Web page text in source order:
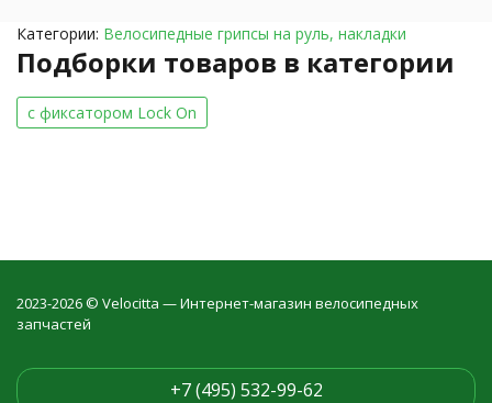
Категории: Велосипедные грипсы на руль, накладки
Подборки товаров в категории
c фиксатором Lock On
2023-2026 © Velocitta — Интернет-магазин велосипедных
запчастей
+7 (495) 532-99-62